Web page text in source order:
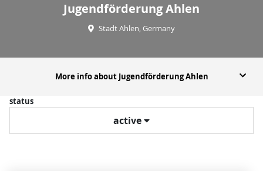
Jugendförderung Ahlen
Stadt Ahlen, Germany
More info about Jugendförderung Ahlen
status
active